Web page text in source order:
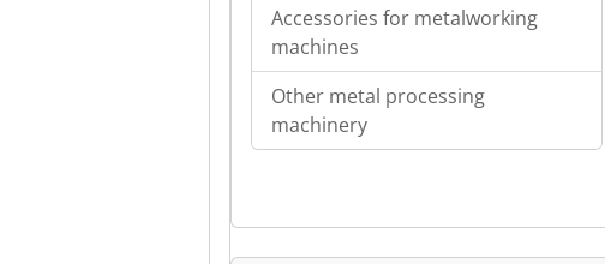
Accessories for metalworking
machines
Other metal processing
machinery